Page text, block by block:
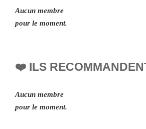
Aucun membre
pour le moment.
❤️ ILS
Aucun membre
pour le moment.